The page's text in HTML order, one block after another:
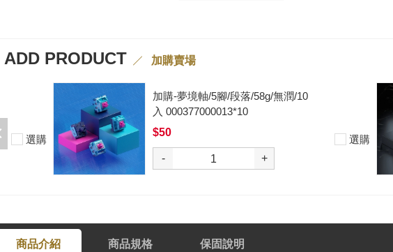
ADD PRODUCT 加購賣場
選購
加購-夢境軸/5腳/段落/58g/無潤/10
入 000377000013*10
$50
- +
選購
商品介紹 商品規格 保固說明